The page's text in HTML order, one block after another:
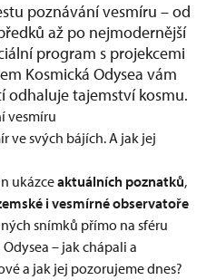
poznávání vesmíru – od
až po nejmodernější
program s projekcemi
Kosmická Odysea vám
odhaluje tajemství kosmu.
vesmíru
ve svých bájích. A jak jej
ukázceaktuálních poznatků,
i vesmírné observatoře
snímků přímo na sféru
– jak chápali a
a jak jej pozorujeme dnes?